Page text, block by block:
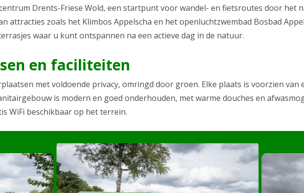
Drents-Friese Wold, een startpunt voor wandel- en fietsroutes door het
attracties zoals het Klimbos Appelscha en het openluchtzwembad Bosbad
waar u kunt ontspannen na een actieve dag in de natuur.
en faciliteiten
met voldoende privacy, omringd door groen. Elke plaats is voorzien
is modern en goed onderhouden, met warme douches en
WiFi beschikbaar op het terrein.